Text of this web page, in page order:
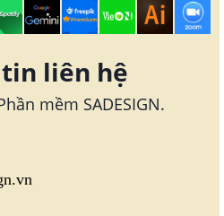
liên hệ
mềm SADESIGN.